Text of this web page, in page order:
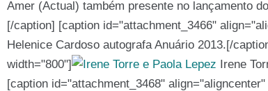
Amer (Actual) também presente no lançamento
[/caption] [caption id="attachment_3466"
Helenice Cardoso autografa Anuário 2013.[/
width="800"]
Irene
[caption id="attachment_3468"